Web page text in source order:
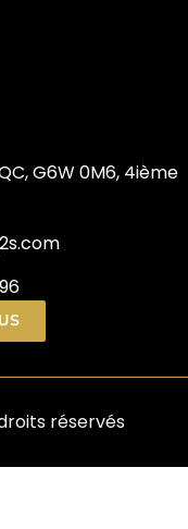
G6W 0M6, 4ième
réservés